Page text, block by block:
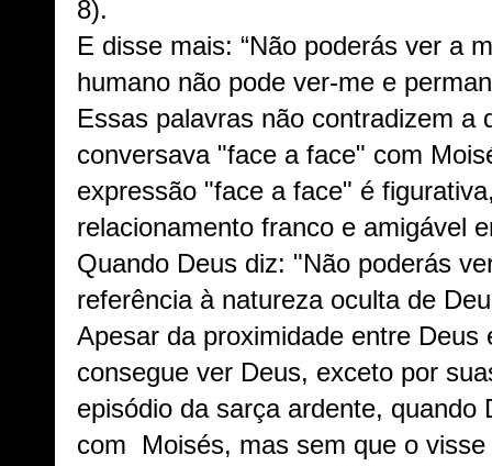
8).
E disse mais: “Não poderás ver a
humano não pode ver-me e
Essas palavras não contradizem a
conversava "face a face" com
expressão "face a face" é
relacionamento franco e amigável
Quando Deus diz: "Não poderás
referência à natureza oculta de
Apesar da proximidade entre Deus
consegue ver Deus, exceto por
episódio da sarça ardente, quando
com Moisés, mas sem que o